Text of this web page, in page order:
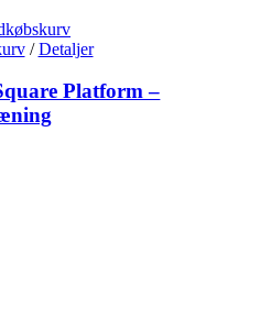
/ Detaljer
Platform –